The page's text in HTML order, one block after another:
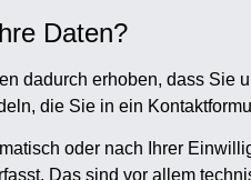
Daten?
dadurch erhoben, dass Sie
die Sie in ein
oder nach Ihrer
Das sind vor allem